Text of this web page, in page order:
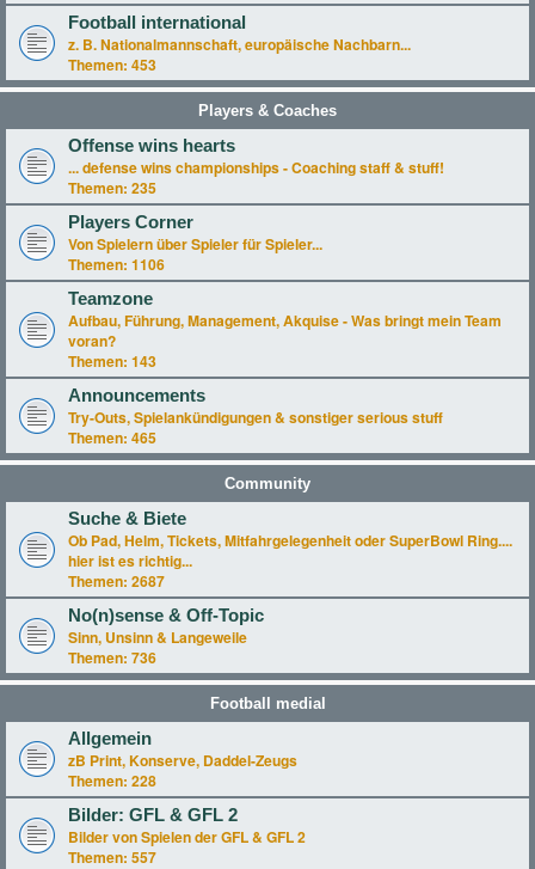
Football international
z. B. Nationalmannschaft, europäische Nachbarn...
Themen: 453
Players & Coaches
Offense wins hearts
... defense wins championships - Coaching staff & stuff!
Themen: 235
Players Corner
Von Spielern über Spieler für Spieler...
Themen: 1106
Teamzone
Aufbau, Führung, Management, Akquise - Was bringt mein Team
voran?
Themen: 143
Announcements
Try-Outs, Spielankündigungen & sonstiger serious stuff
Themen: 465
Community
Suche & Biete
Ob Pad, Helm, Tickets, Mitfahrgelegenheit oder SuperBowl Ring....
hier ist es richtig...
Themen: 2687
No(n)sense & Off-Topic
Sinn, Unsinn & Langeweile
Themen: 736
Football medial
Allgemein
zB Print, Konserve, Daddel-Zeugs
Themen: 228
Bilder: GFL & GFL 2
Bilder von Spielen der GFL & GFL 2
Themen: 557